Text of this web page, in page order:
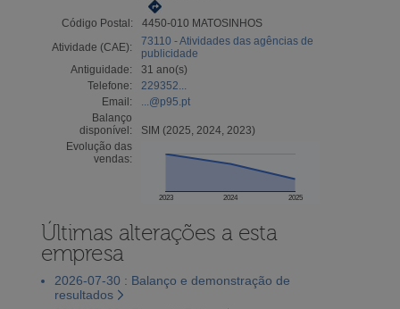
Código Postal:
4450-010 MATOSINHOS
Atividade (CAE):
73110 - Atividades das agências de
publicidade
Antiguidade:
31 ano(s)
Telefone:
229352...
Email:
...@p95.pt
Balanço
disponível:
SIM (2025, 2024, 2023)
Evolução das
vendas:
2023 2024 2025
Últimas alterações a esta
empresa
2026-07-30 : Balanço e demonstração de
resultados